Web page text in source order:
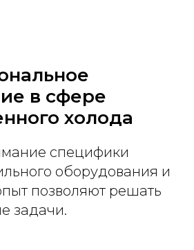
в сфере
холода
специфики
оборудования и
позволяют решать
задачи.